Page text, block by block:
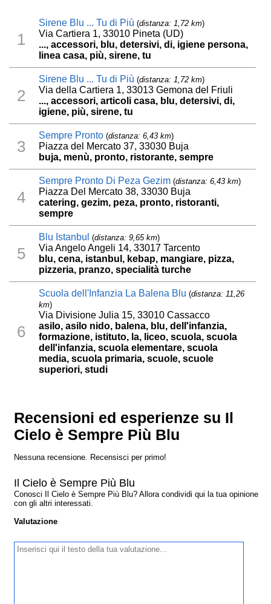
1
Sirene Blu ... Tu di Più (distanza: 1,72 km)
Via Cartiera 1, 33010 Pineta (UD)
..., accessori, blu, detersivi, di, igiene persona,
linea casa, più, sirene, tu
2
Sirene Blu ... Tu di Più (distanza: 1,72 km)
Via della Cartiera 1, 33013 Gemona del Friuli
..., accessori, articoli casa, blu, detersivi, di,
igiene, più, sirene, tu
3
Sempre Pronto (distanza: 6,43 km)
Piazza del Mercato 37, 33030 Buja
buja, menù, pronto, ristorante, sempre
4
Sempre Pronto Di Peza Gezim (distanza: 6,43 km)
Piazza Del Mercato 38, 33030 Buja
catering, gezim, peza, pronto, ristoranti,
sempre
5
Blu Istanbul (distanza: 9,65 km)
Via Angelo Angeli 14, 33017 Tarcento
blu, cena, istanbul, kebap, mangiare, pizza,
pizzeria, pranzo, specialità turche
6
Scuola dell'Infanzia La Balena Blu (distanza: 11,26
km)
Via Divisione Julia 15, 33010 Cassacco
asilo, asilo nido, balena, blu, dell'infanzia,
formazione, istituto, la, liceo, scuola, scuola
dell'infanzia, scuola elementare, scuola
media, scuola primaria, scuole, scuole
superiori, studi
Recensioni ed esperienze su Il
Cielo è Sempre Più Blu
Nessuna recensione. Recensisci per primo!
Il Cielo è Sempre Più Blu
Conosci Il Cielo è Sempre Più Blu? Allora condividi qui la tua opinione
con gli altri interessati.
Valutazione